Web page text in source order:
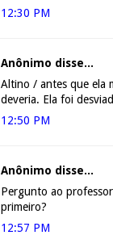
12:30 PM
Anônimo disse...
Altino / antes que ela
deveria. Ela foi
12:50 PM
Anônimo disse...
Pergunto ao
primeiro?
12:57 PM